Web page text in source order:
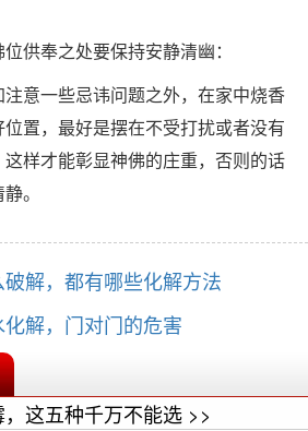
奉之处要保持安静清幽：
意一些忌讳问题之外，在家中烧香
置，最好是摆在不受打扰或者没有
样才能彰显神佛的庄重，否则的话
。
解，都有哪些化解方法
解，门对门的危害
这五种千万不能选 >>